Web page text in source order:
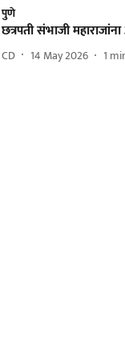
पुणे
छत्रपती संभाजी
CD 14 May 2026 1